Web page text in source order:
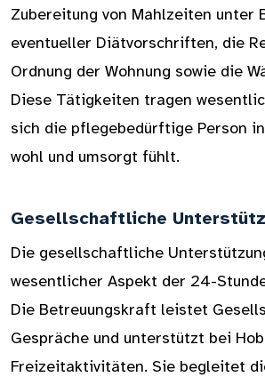
Zubereitung von Mahlzeiten unter
eventueller Diätvorschriften, die
Ordnung der Wohnung sowie die
Diese Tätigkeiten tragen
sich die pflegebedürftige Person
wohl und umsorgt fühlt.
Gesellschaftliche
Die gesellschaftliche
wesentlicher Aspekt der 24-
Die Betreuungskraft leistet
Gespräche und unterstützt bei
Freizeitaktivitäten. Sie begleitet